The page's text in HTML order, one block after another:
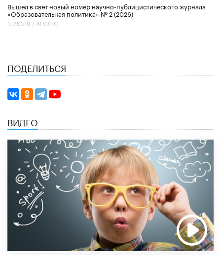
Вышел в свет новый номер научно-публицистического журнала
«Образовательная политика» № 2 (2026)
3 ИЮЛЯ / АНОНС
ПОДЕЛИТЬСЯ
ВИДЕО